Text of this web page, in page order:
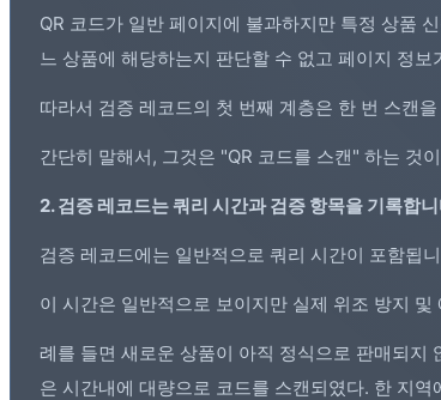
QR 코드가 일반 페이지에 불과하지만 특정 상품
느 상품에 해당하는지 판단할 수 없고 페이지 정
따라서 검증 레코드의 첫 번째 계층은 한 번 스캔
간단히 말해서, 그것은 "QR 코드를 스캔" 하는 것
2. 검증 레코드는 쿼리 시간과 검증 항목을 기록합
검증 레코드에는 일반적으로 쿼리 시간이 포함됩
이 시간은 일반적으로 보이지만 실제 위조 방지
례를 들면 새로운 상품이 아직 정식으로 판매되
은 시간내에 대량으로 코드를 스캔되였다. 한 지